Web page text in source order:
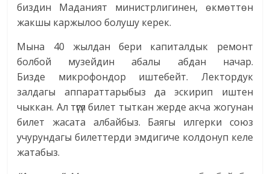
биздин Маданият министрлигинен, өкмөттөн
жакшы каржылоо болушу керек.
Мына 40 жылдан бери капиталдык ремонт
болбой музейдин абалы абдан начар.
Бизде микрофондор иштебейт. Лектордук
залдагы аппараттарыбыз да эскирип иштен
чыккан. Ал түгүл билет тыткан жерде акча жогунан
билет жасата албайбыз. Баягы илгерки союз
учурундагы билеттерди эмдигиче колдонуп келе
жатабыз.